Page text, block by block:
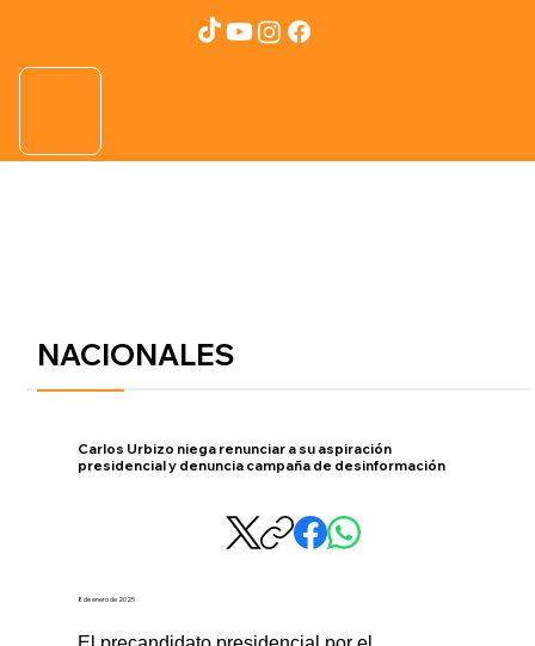
NACIONALES
Carlos Urbizo niega renunciar a su aspiración
presidencial y denuncia campaña de desinformación
8 de enero de 2025